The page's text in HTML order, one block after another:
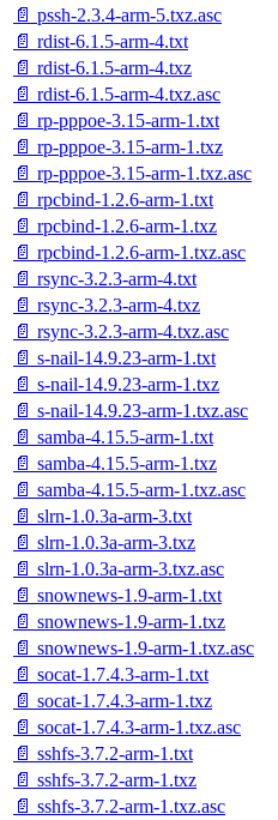
📄 pssh-2.3.4-arm-5.txz.asc
📄 rdist-6.1.5-arm-4.txt
📄 rdist-6.1.5-arm-4.txz
📄 rdist-6.1.5-arm-4.txz.asc
📄 rp-pppoe-3.15-arm-1.txt
📄 rp-pppoe-3.15-arm-1.txz
📄 rp-pppoe-3.15-arm-1.txz.asc
📄 rpcbind-1.2.6-arm-1.txt
📄 rpcbind-1.2.6-arm-1.txz
📄 rpcbind-1.2.6-arm-1.txz.asc
📄 rsync-3.2.3-arm-4.txt
📄 rsync-3.2.3-arm-4.txz
📄 rsync-3.2.3-arm-4.txz.asc
📄 s-nail-14.9.23-arm-1.txt
📄 s-nail-14.9.23-arm-1.txz
📄 s-nail-14.9.23-arm-1.txz.asc
📄 samba-4.15.5-arm-1.txt
📄 samba-4.15.5-arm-1.txz
📄 samba-4.15.5-arm-1.txz.asc
📄 slrn-1.0.3a-arm-3.txt
📄 slrn-1.0.3a-arm-3.txz
📄 slrn-1.0.3a-arm-3.txz.asc
📄 snownews-1.9-arm-1.txt
📄 snownews-1.9-arm-1.txz
📄 snownews-1.9-arm-1.txz.asc
📄 socat-1.7.4.3-arm-1.txt
📄 socat-1.7.4.3-arm-1.txz
📄 socat-1.7.4.3-arm-1.txz.asc
📄 sshfs-3.7.2-arm-1.txt
📄 sshfs-3.7.2-arm-1.txz
📄 sshfs-3.7.2-arm-1.txz.asc